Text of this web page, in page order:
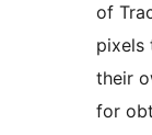
of
pixels
their
for